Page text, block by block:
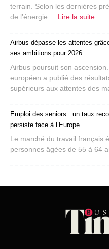
terrain. Selon les dernières
de l’énergie ... Lire la suite
Airbus dépasse les attentes
ses ambitions pour 2026
Airbus poursuit son
européen a publié des
supérieurs aux attentes des
Emploi des seniors : un taux
persiste face à l’Europe
Le marché du travail français
personnes âgées de 55 à 64